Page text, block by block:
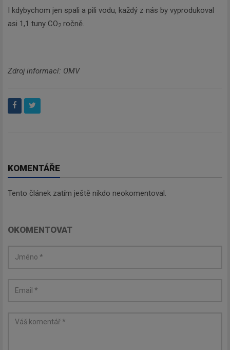
I kdybychom jen spali a pili vodu, každý z nás by vyprodukoval
asi 1,1 tuny CO2 ročně.
Zdroj informací: OMV
KOMENTÁŘE
Tento článek zatím ještě nikdo neokomentoval.
OKOMENTOVAT
Newsletter